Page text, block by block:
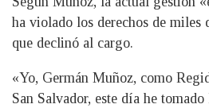
ha violado los derechos de miles
que declinó al cargo.
«Yo, Germán Muñoz, como
San Salvador, este día he